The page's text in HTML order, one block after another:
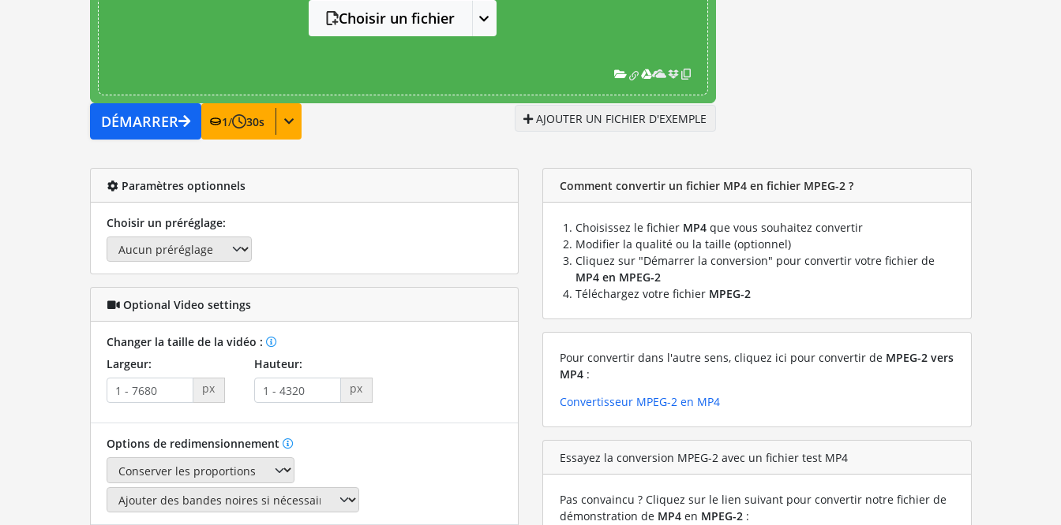
Choisir un fichier
DÉMARRER 1/ 30s AJOUTER UN FICHIER D'EXEMPLE
Paramètres optionnels
Choisir un préréglage:
Optional Video settings
Changer la taille de la vidéo :
Largeur:
px
Hauteur:
px
Options de redimensionnement
Comment convertir un fichier MP4 en fichier MPEG-2 ?
Choisissez le fichier MP4 que vous souhaitez convertir
Modifier la qualité ou la taille (optionnel)
Cliquez sur "Démarrer la conversion" pour convertir votre fichier de
MP4 en MPEG-2
Téléchargez votre fichier MPEG-2
Pour convertir dans l'autre sens, cliquez ici pour convertir de MPEG-2 vers
MP4 :
Convertisseur MPEG-2 en MP4
Essayez la conversion MPEG-2 avec un fichier test MP4
Pas convaincu ? Cliquez sur le lien suivant pour convertir notre fichier de
démonstration de MP4 en MPEG-2 :